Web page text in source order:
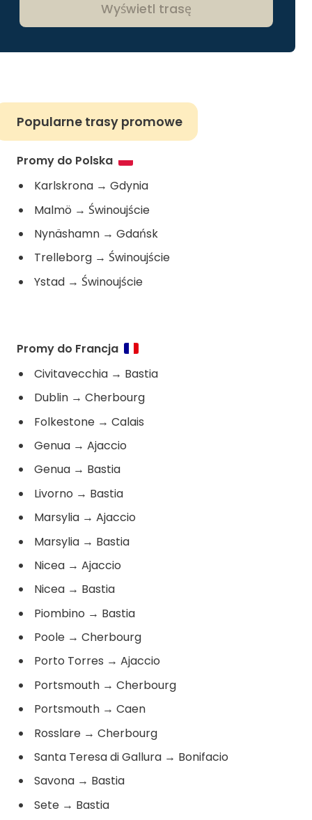
Wyświetl trasę
Popularne trasy promowe
Promy do Polska
Karlskrona → Gdynia
Malmö → Świnoujście
Nynäshamn → Gdańsk
Trelleborg → Świnoujście
Ystad → Świnoujście
Promy do Francja
Civitavecchia → Bastia
Dublin → Cherbourg
Folkestone → Calais
Genua → Ajaccio
Genua → Bastia
Livorno → Bastia
Marsylia → Ajaccio
Marsylia → Bastia
Nicea → Ajaccio
Nicea → Bastia
Piombino → Bastia
Poole → Cherbourg
Porto Torres → Ajaccio
Portsmouth → Cherbourg
Portsmouth → Caen
Rosslare → Cherbourg
Santa Teresa di Gallura → Bonifacio
Savona → Bastia
Sete → Bastia